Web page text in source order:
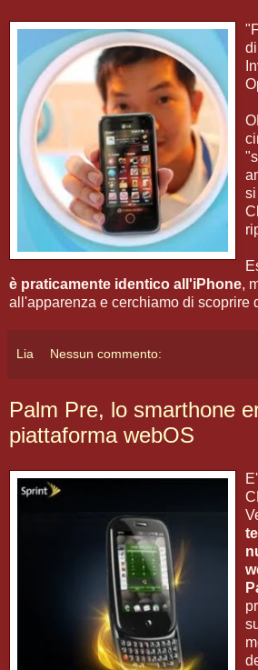
è praticamente identico all'iPhone,
all'apparenza e cerchiamo di scoprire
Lia Nessun commento:
Palm Pre, lo smarthone
piattaforma webOS